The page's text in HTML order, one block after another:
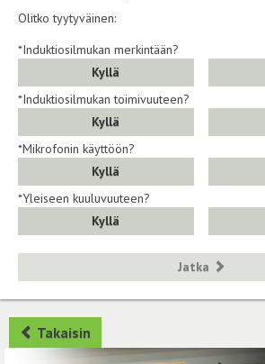
Olitko tyytyväinen:
*Induktiosilmukan merkintään?
Kyllä
*Induktiosilmukan toimivuuteen?
Kyllä
*Mikrofonin käyttöön?
Kyllä
*Yleiseen kuuluvuuteen?
Kyllä
Jatka
Takaisin